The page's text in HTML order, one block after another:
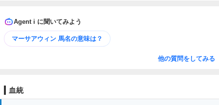
Agent i に聞いてみよう
マーサアウィン 馬名の意味は？
他の質問をしてみる
血統